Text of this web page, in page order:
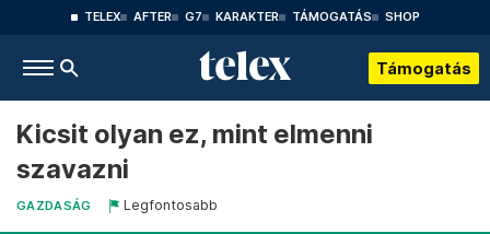
TELEX AFTER G7 KARAKTER TÁMOGATÁS SHOP
Támogatás
Kicsit olyan ez, mint elmenni
szavazni
GAZDASÁG Legfontosabb